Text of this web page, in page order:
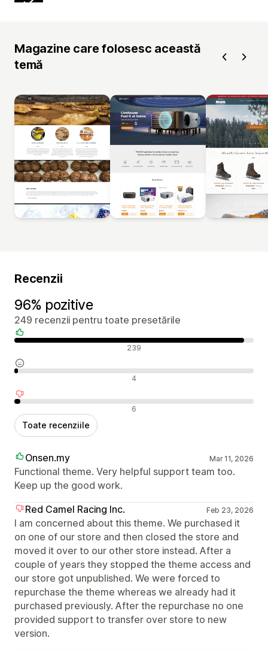
Magazine care folosesc această
temă
Recenzii
96% pozitive
249 recenzii pentru toate presetările
Recenzii pozitive 239
Recenzii neutre 4
Recenzii negative 6
Toate recenziile
Onsen.my Mar 11, 2026
Functional theme. Very helpful support team too.
Keep up the good work.
Red Camel Racing Inc.
Feb 23, 2026
I am concerned about this theme. We purchased it
on one of our store and then closed the store and
moved it over to our other store instead. After a
couple of years they stopped the theme access and
our store got unpublished. We were forced to
repurchase the theme whereas we already had it
purchased previously. After the repurchase no one
provided support to transfer over store to new
version.